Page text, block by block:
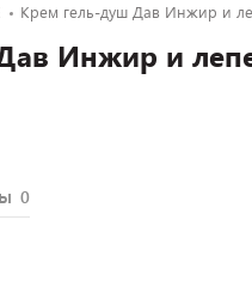
Крем гель-душ Дав Инжир и
Инжир и
0